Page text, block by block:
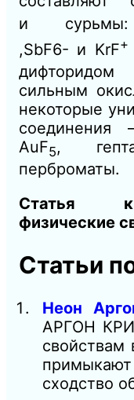
и сурьмы:
,SbF6- и KrF+
сильным
некоторые
соединения
AuF5,
перброматы.
Статья
физические
Статьи
Неон
АРГОН
свойствам
сходство